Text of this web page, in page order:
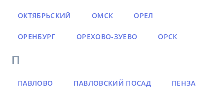
ОКТЯБРЬСКИЙ ОМСК ОРЕЛ
ОРЕНБУРГ ОРЕХОВО-ЗУЕВО ОРСК
П
ПАВЛОВО ПАВЛОВСКИЙ ПОСАД ПЕНЗА